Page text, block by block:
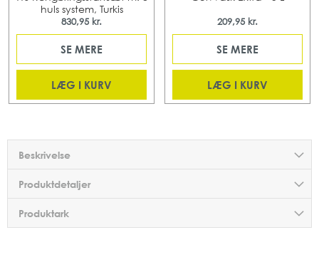
huls system, Turkis
830,95 kr.
SE MERE
LÆG I KURV
209,95 kr.
SE MERE
LÆG I KURV
Beskrivelse
Produktdetaljer
Produktark